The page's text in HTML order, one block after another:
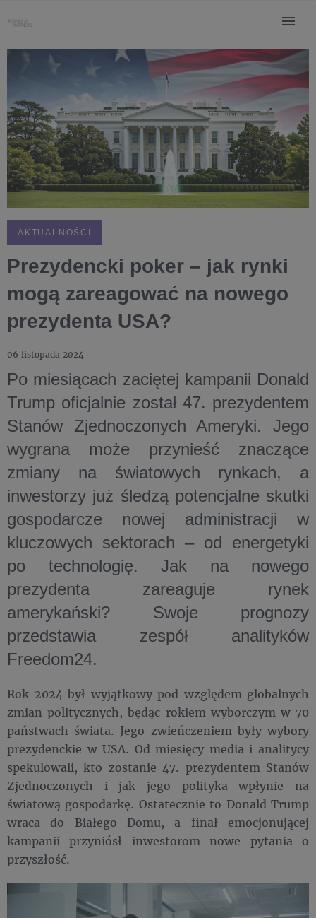
AKTUALNOŚCI
Prezydencki poker – jak rynki
mogą zareagować na nowego
prezydenta USA?
06 listopada 2024
Po miesiącach zaciętej kampanii Donald
Trump oficjalnie został 47. prezydentem
Stanów Zjednoczonych Ameryki. Jego
wygrana może przynieść znaczące
zmiany na światowych rynkach, a
inwestorzy już śledzą potencjalne skutki
gospodarcze nowej administracji w
kluczowych sektorach – od energetyki
po technologię. Jak na nowego
prezydenta zareaguje rynek
amerykański? Swoje prognozy
przedstawia zespół analityków
Freedom24.
Rok 2024 był wyjątkowy pod względem globalnych
zmian politycznych, będąc rokiem wyborczym w 70
państwach świata. Jego zwieńczeniem były wybory
prezydenckie w USA. Od miesięcy media i analitycy
spekulowali, kto zostanie 47. prezydentem Stanów
Zjednoczonych i jak jego polityka wpłynie na
światową gospodarkę. Ostatecznie to Donald Trump
wraca do Białego Domu, a finał emocjonującej
kampanii przyniósł inwestorom nowe pytania o
przyszłość.